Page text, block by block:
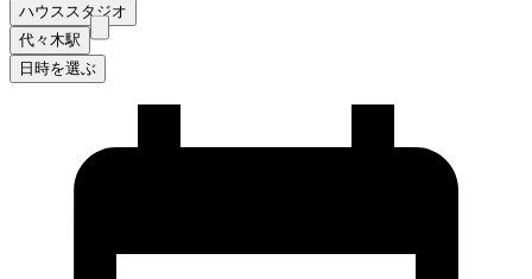
ハウススタジオ
代々木駅
日時を選ぶ